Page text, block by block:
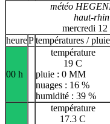
météo
haut-
mercredi 12
heurePtempératures / pluie
00 h
température
19 C
pluie : 0 MM
nuages : 16 %
humidité : 39 %
température
17.3 C